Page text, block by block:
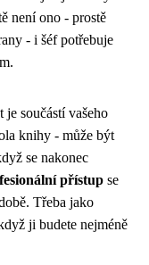
není ono - prostě
- i šéf potřebuje
je součástí vašeho
knihy - může být
se nakonec
přístup se
Třeba jako
ji budete nejméně